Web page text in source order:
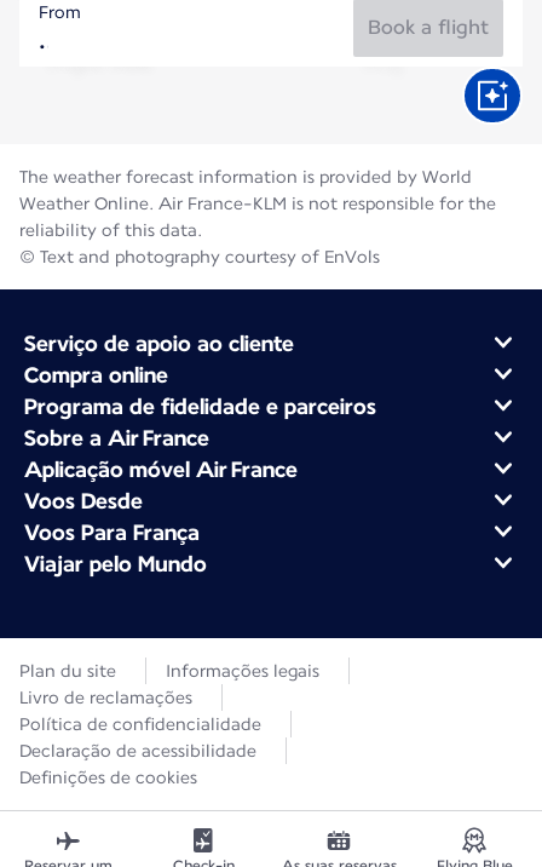
Vietnam
28°C
Aug
From
Book a flight
The weather forecast information is provided by World
Weather Online. Air France-KLM is not responsible for the
reliability of this data.
© Text and photography courtesy of EnVols
Serviço de apoio ao cliente
Compra online
Programa de fidelidade e parceiros
Sobre a Air France
Aplicação móvel Air France
Voos Desde
Voos Para França
Viajar pelo Mundo
Plan du site
Informações legais
Livro de reclamações
Política de confidencialidade
Declaração de acessibilidade
Definições de cookies